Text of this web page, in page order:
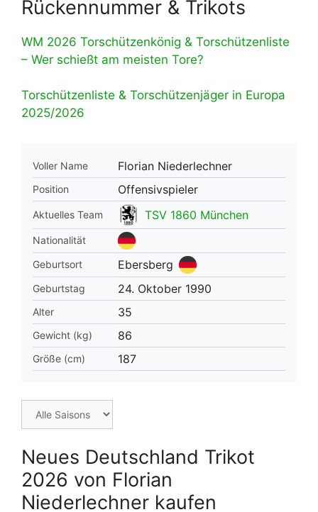
Rückennummer & Trikots
WM 2026 Torschützenkönig & Torschützenliste
– Wer schießt am meisten Tore?
Torschützenliste & Torschützenjäger in Europa
2025/2026
Voller Name Florian Niederlechner
Position Offensivspieler
Aktuelles Team TSV 1860 München
Nationalität
Geburtsort
Ebersberg
Geburtstag 24. Oktober 1990
Alter 35
Gewicht (kg) 86
Größe (cm) 187
Neues Deutschland Trikot
2026 von Florian
Niederlechner kaufen